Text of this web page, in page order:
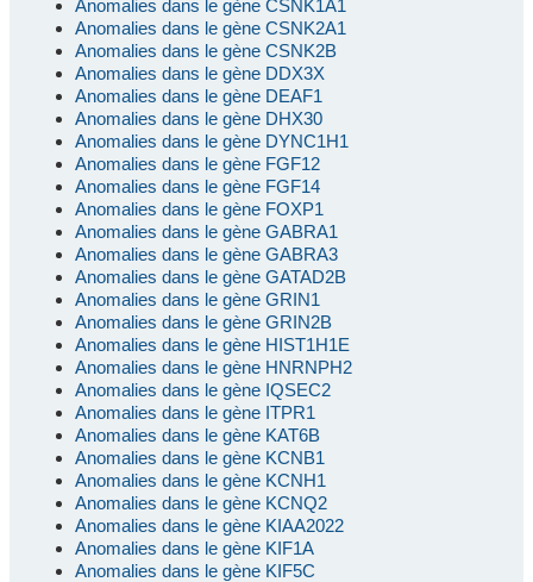
Anomalies dans le gène CSNK1A1
Anomalies dans le gène CSNK2A1
Anomalies dans le gène CSNK2B
Anomalies dans le gène DDX3X
Anomalies dans le gène DEAF1
Anomalies dans le gène DHX30
Anomalies dans le gène DYNC1H1
Anomalies dans le gène FGF12
Anomalies dans le gène FGF14
Anomalies dans le gène FOXP1
Anomalies dans le gène GABRA1
Anomalies dans le gène GABRA3
Anomalies dans le gène GATAD2B
Anomalies dans le gène GRIN1
Anomalies dans le gène GRIN2B
Anomalies dans le gène HIST1H1E
Anomalies dans le gène HNRNPH2
Anomalies dans le gène IQSEC2
Anomalies dans le gène ITPR1
Anomalies dans le gène KAT6B
Anomalies dans le gène KCNB1
Anomalies dans le gène KCNH1
Anomalies dans le gène KCNQ2
Anomalies dans le gène KIAA2022
Anomalies dans le gène KIF1A
Anomalies dans le gène KIF5C